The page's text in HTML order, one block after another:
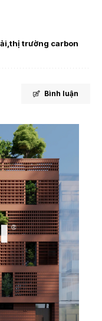
thị trường carbon
Bình luận